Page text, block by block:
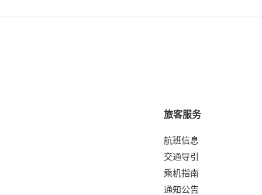
旅客服务
航班信息
交通导引
乘机指南
通知公告